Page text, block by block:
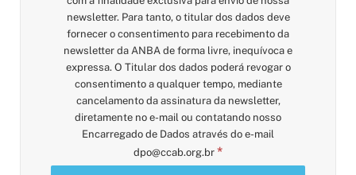
com a finalidade exclusiva para envio de nossa
newsletter. Para tanto, o titular dos dados deve
fornecer o consentimento para recebimento da
newsletter da ANBA de forma livre, inequívoca e
expressa. O Titular dos dados poderá revogar o
consentimento a qualquer tempo, mediante
cancelamento da assinatura da newsletter,
diretamente no e-mail ou contatando nosso
Encarregado de Dados através do e-mail
dpo@ccab.org.br